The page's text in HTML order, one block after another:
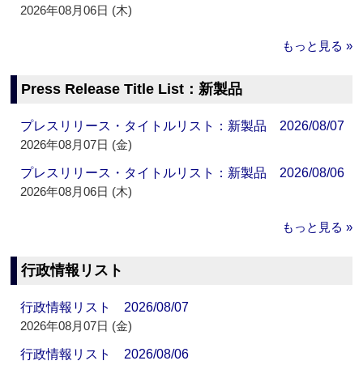
2026年08月06日 (木)
もっと見る »
Press Release Title List：新製品
プレスリリース・タイトルリスト：新製品 2026/08/07
2026年08月07日 (金)
プレスリリース・タイトルリスト：新製品 2026/08/06
2026年08月06日 (木)
もっと見る »
行政情報リスト
行政情報リスト 2026/08/07
2026年08月07日 (金)
行政情報リスト 2026/08/06